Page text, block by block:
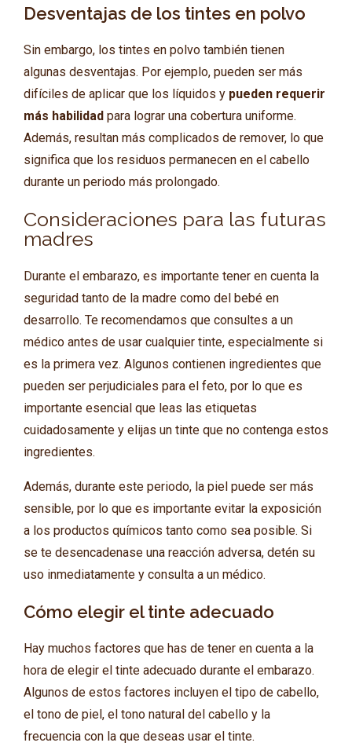
Desventajas de los tintes en polvo
Sin embargo, los tintes en polvo también tienen
algunas desventajas. Por ejemplo, pueden ser más
difíciles de aplicar que los líquidos y pueden requerir
más habilidad para lograr una cobertura uniforme.
Además, resultan más complicados de remover, lo que
significa que los residuos permanecen en el cabello
durante un periodo más prolongado.
Consideraciones para las futuras
madres
Durante el embarazo, es importante tener en cuenta la
seguridad tanto de la madre como del bebé en
desarrollo. Te recomendamos que consultes a un
médico antes de usar cualquier tinte, especialmente si
es la primera vez. Algunos contienen ingredientes que
pueden ser perjudiciales para el feto, por lo que es
importante esencial que leas las etiquetas
cuidadosamente y elijas un tinte que no contenga estos
ingredientes.
Además, durante este periodo, la piel puede ser más
sensible, por lo que es importante evitar la exposición
a los productos químicos tanto como sea posible. Si
se te desencadenase una reacción adversa, detén su
uso inmediatamente y consulta a un médico.
Cómo elegir el tinte adecuado
Hay muchos factores que has de tener en cuenta a la
hora de elegir el tinte adecuado durante el embarazo.
Algunos de estos factores incluyen el tipo de cabello,
el tono de piel, el tono natural del cabello y la
frecuencia con la que deseas usar el tinte.